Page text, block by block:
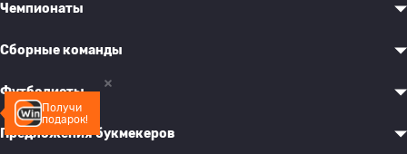
Получи
подарок!
Чемпионаты
Сборные команды
Футболисты
Предложения букмекеров